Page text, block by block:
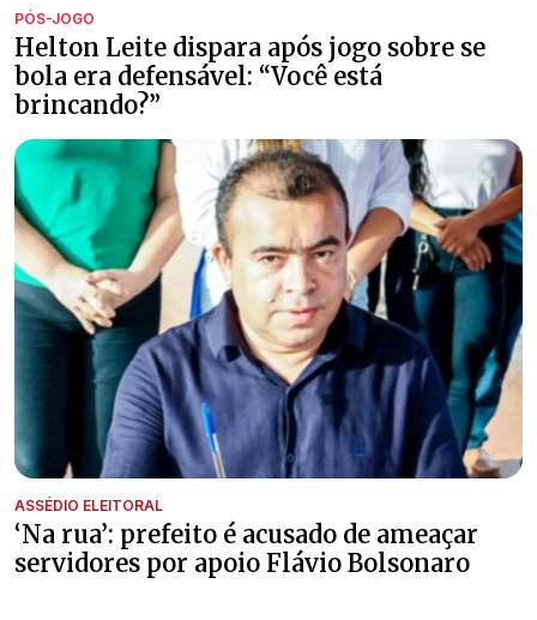
PÓS-JOGO
Helton Leite dispara após jogo sobre se
bola era defensável: “Você está
brincando?”
ASSÉDIO ELEITORAL
‘Na rua’: prefeito é acusado de ameaçar
servidores por apoio Flávio Bolsonaro